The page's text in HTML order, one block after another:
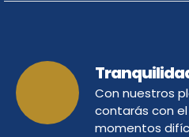
Con nuestros
contarás con
momentos